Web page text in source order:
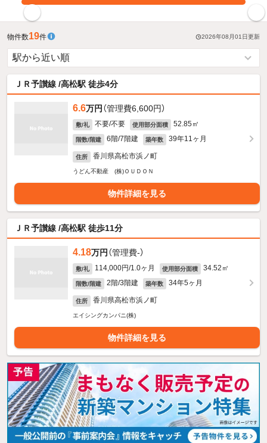
物件数19件 2026年08月01日更新
ＪＲ予讃線 /高松駅 徒歩4分
6.6万円 （管理費6,600円）
敷/礼 不要/不要 使用部分面積 52.85㎡
階数/階建 6階/7階建 築年数 39年11ヶ月
住所 香川県高松市浜ノ町
うどん不動産 (株)ＯＵＤＯＮ
物件詳細を見る
ＪＲ予讃線 /高松駅 徒歩11分
4.18万円 （管理費-）
敷/礼 114,000円/1.0ヶ月 使用部分面積 34.52㎡
階数/階建 2階/3階建 築年数 34年5ヶ月
住所 香川県高松市浜ノ町
エイシングカンパニ(株)
物件詳細を見る